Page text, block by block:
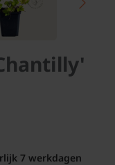
7 werkdagen